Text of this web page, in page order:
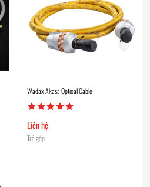
Wadax Akasa Optical Cable
Liên hệ
Trả góp